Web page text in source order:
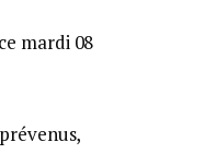
mardi 08